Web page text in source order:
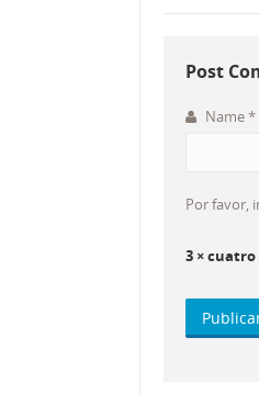
Post
Name*
Por favor,
3 × cuatro